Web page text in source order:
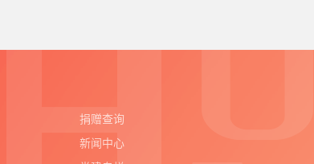
捐赠查询
新闻中心